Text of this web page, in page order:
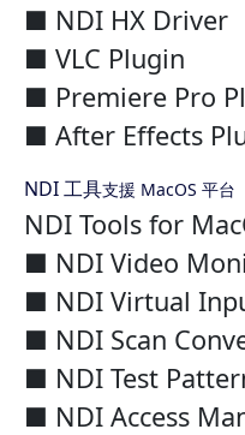
■ NDI HX Driver
■ VLC Plugin
■ Premiere Pro
■ After Effects
NDI 工具支援 MacOS 平台
NDI Tools for
■ NDI Video
■ NDI Virtual
■ NDI Scan
■ NDI Test
■ NDI Access